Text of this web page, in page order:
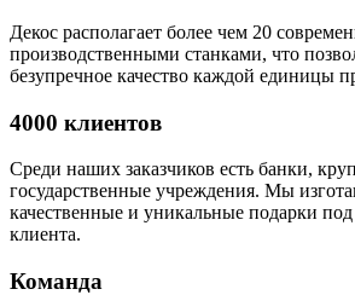
Декос располагает более чем 20
производственными станками, что
безупречное качество каждой единицы
4000 клиентов
Среди наших заказчиков есть банки,
государственные учреждения. Мы
качественные и уникальные подарки
клиента.
Команда